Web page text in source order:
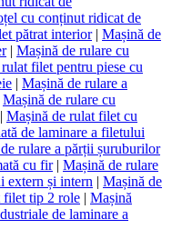
cu conținut ridicat de
pătrat interior| Mașină de
| Mașină de rulare cu
filet pentru piese cu
| Mașină de rulare a
Mașină de rulare cu
| Mașină de rulat filet cu
de laminare a filetului
rulare a părții șuruburilor
cu fir| Mașină de rulare
extern și intern | Mașină de
filet tip 2 role | Mașină
de laminare a